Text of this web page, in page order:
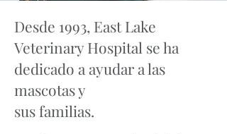
Desde 1993, East Lake
Veterinary Hospital se ha
dedicado a ayudar a las
mascotas y
sus familias.